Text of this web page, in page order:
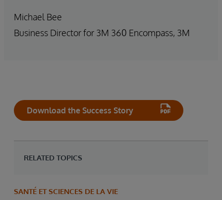
Michael Bee
Business Director for 3M 360 Encompass, 3M
Download the Success Story
RELATED TOPICS
SANTÉ ET SCIENCES DE LA VIE